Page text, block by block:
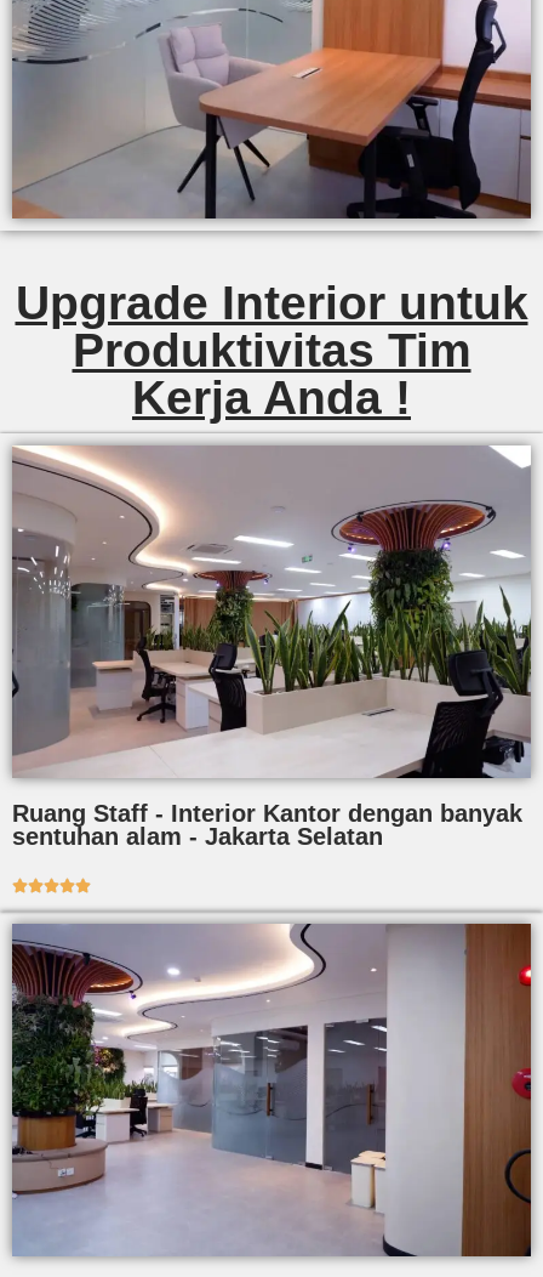
Upgrade Interior untuk
Produktivitas Tim
Kerja Anda !
Ruang Staff - Interior Kantor dengan banyak
sentuhan alam - Jakarta Selatan
